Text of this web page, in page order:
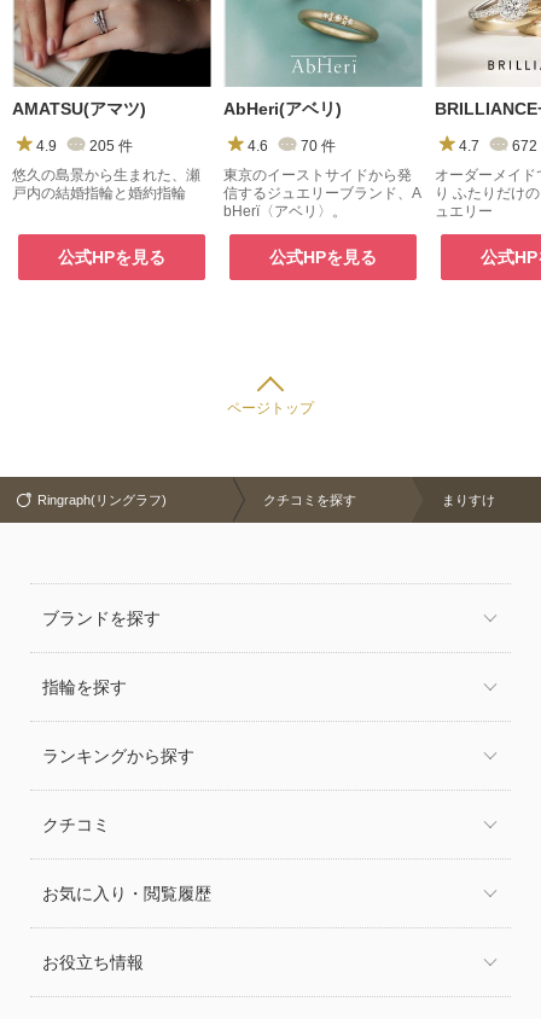
AMATSU(アマツ)
4.9 205 件
悠久の島景から生まれた、瀬
戸内の結婚指輪と婚約指輪
公式HPを見る
AbHeri(アベリ)
4.6 70 件
東京のイーストサイドから発
信するジュエリーブランド、A
bHerï〈アベリ〉。
公式HPを見る
4.7
672
オーダーメイ
り ふたりだけ
ュエリー
公式
ページトップ
Ringraph(リングラフ) クチコミを探す まりすけ
ブランドを探す
指輪を探す
ランキングから探す
クチコミ
お気に入り・閲覧履歴
お役立ち情報